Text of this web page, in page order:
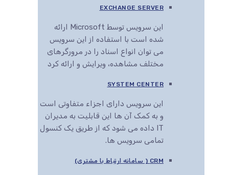
EXCHANGE SERVER
این سرویس توسط Microsoft ارائه
شده است با استفاده از این سرویس
می توان انواع اسناد را در مرورگرهای
مختلف مشاهده، ویرایش و ارائه کرد
SYSTEM CENTER
این سرویس دارای اجزاء متفاوتی است
و به کمک آن ها این قابلیت به مدیران
IT داده می شود که از طریق یک کنسول
تمامی سرویس ها.
CRM ( سامانه ارتباط با مشتری)